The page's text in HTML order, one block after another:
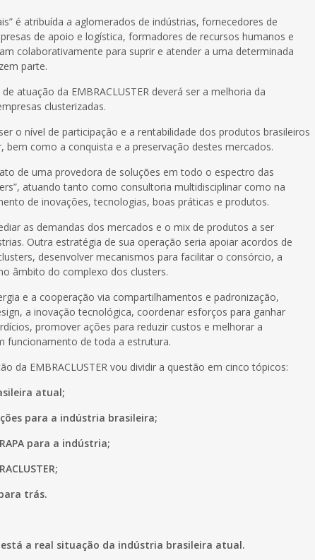
é atribuída a aglomerados de indústrias, fornecedores de
de apoio e logística, formadores de recursos humanos e
colaborativamente para suprir e atender a uma determinada
parte.
atuação da EMBRACLUSTER deverá ser a melhoria da
clusterizadas.
o nível de participação e a rentabilidade dos produtos brasileiros
como a conquista e a preservação destes mercados.
de uma provedora de soluções em todo o espectro das
atuando tanto como consultoria multidisciplinar como na
de inovações, tecnologias, boas práticas e produtos.
as demandas dos mercados e o mix de produtos a ser
Outra estratégia de sua operação seria apoiar acordos de
desenvolver mecanismos para facilitar o consórcio, a
âmbito do complexo dos clusters.
e a cooperação via compartilhamentos e padronização,
a inovação tecnológica, coordenar esforços para ganhar
promover ações para reduzir custos e melhorar a
funcionamento de toda a estrutura.
da EMBRACLUSTER vou dividir a questão em cinco tópicos:
atual;
para a indústria brasileira;
para a indústria;
trás.
a real situação da indústria brasileira atual.